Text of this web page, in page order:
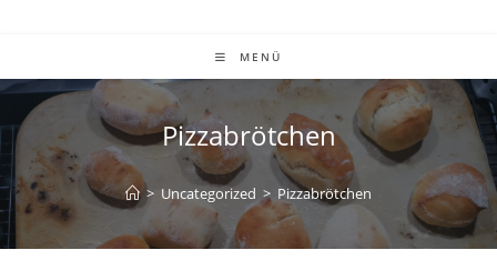
MENÜ
Pizzabrötchen
> Uncategorized > Pizzabrötchen